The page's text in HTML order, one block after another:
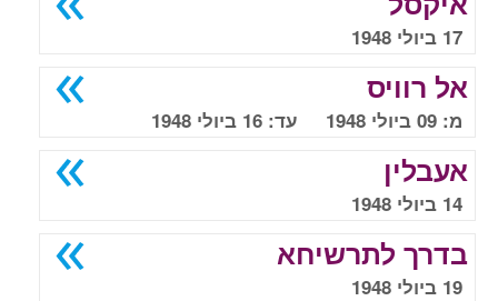
17 ביולי 1948
אל רוויס
מ: 09 ביולי 1948 עד: 16 ביולי 1948
אעבלין
14 ביולי 1948
בדרך לתרשיחא
19 ביולי 1948